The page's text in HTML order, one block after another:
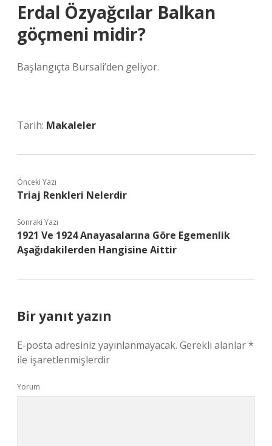
Erdal Özyağcılar Balkan
göçmeni midir?
Başlangıçta Bursali’den geliyor.
Tarih: Makaleler
Önceki Yazı
Triaj Renkleri Nelerdir
Sonraki Yazı
1921 Ve 1924 Anayasalarına Göre Egemenlik
Aşağıdakilerden Hangisine Aittir
Bir yanıt yazın
E-posta adresiniz yayınlanmayacak. Gerekli alanlar*
ile işaretlenmişlerdir
Yorum